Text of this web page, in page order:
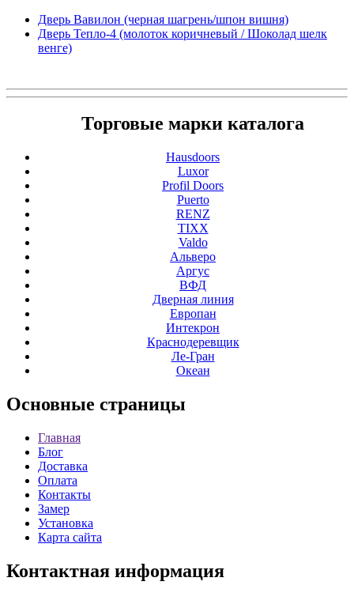
Дверь Вавилон (черная шагрень/шпон вишня)
Дверь Тепло-4 (молоток коричневый / Шоколад шелк
венге)
Торговые марки каталога
Hausdoors
Luxor
Profil Doors
Puerto
RENZ
TIXX
Valdo
Альверо
Аргус
ВФД
Дверная линия
Европан
Интекрон
Краснодеревщик
Ле-Гран
Океан
Основные страницы
Главная
Блог
Доставка
Оплата
Контакты
Замер
Установка
Карта сайта
Контактная информация